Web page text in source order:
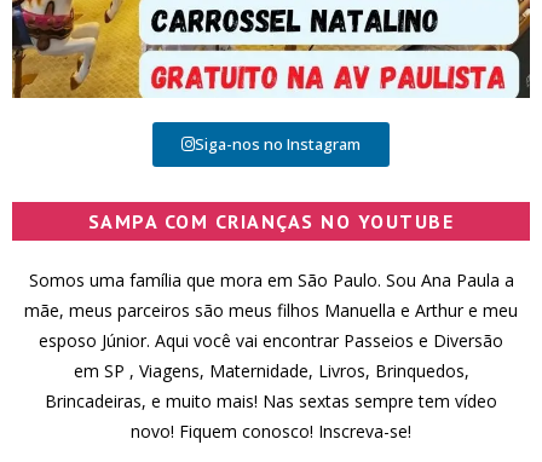
Siga-nos no Instagram
SAMPA COM CRIANÇAS NO YOUTUBE
Somos uma família que mora em São Paulo. Sou Ana Paula a
mãe, meus parceiros são meus filhos Manuella e Arthur e meu
esposo Júnior. Aqui você vai encontrar Passeios e Diversão
em SP , Viagens, Maternidade, Livros, Brinquedos,
Brincadeiras, e muito mais! Nas sextas sempre tem vídeo
novo! Fiquem conosco! Inscreva-se!